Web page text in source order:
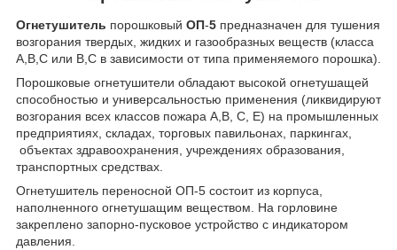
Огнетушитель порошковый ОП-5 предназначен для тушения
возгорания твердых, жидких и газообразных веществ (класса
А,В,С или В,С в зависимости от типа применяемого порошка).
Порошковые огнетушители обладают высокой огнетушащей
способностью и универсальностью применения (ликвидируют
возгорания всех классов пожара А,В, С, Е) на промышленных
предприятиях, складах, торговых павильонах, паркингах,
объектах здравоохранения, учреждениях образования,
транспортных средствах.
Огнетушитель переносной ОП-5 состоит из корпуса,
наполненного огнетушащим веществом. На горловине
закреплено запорно-пусковое устройство с индикатором
давления.